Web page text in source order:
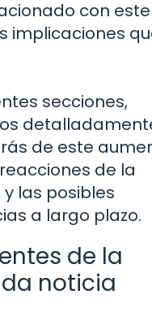
con
implicaciones
secciones,
de este
de la
las posibles
a largo plazo.
de la
noticia